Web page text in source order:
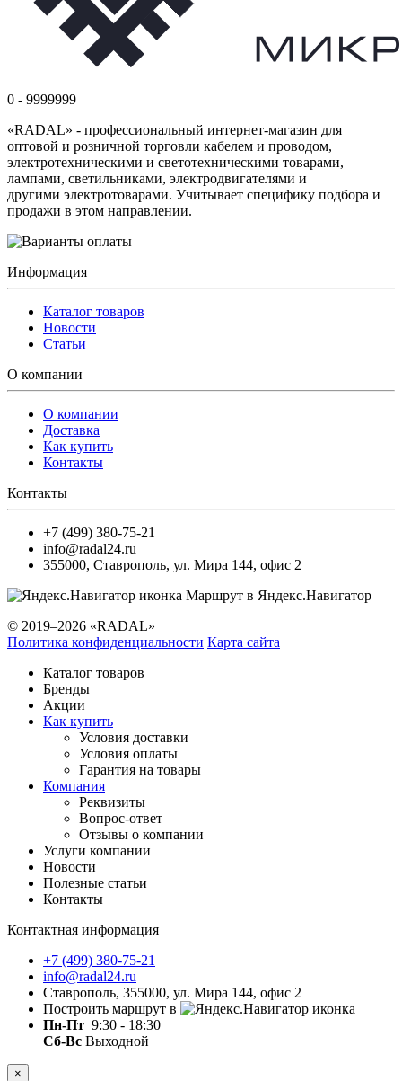
0 - 9999999
«RADAL» - профессиональный интернет-магазин для
оптовой и розничной торговли кабелем и проводом,
электротехническими и светотехническими товарами,
лампами, светильниками, электродвигателями и
другими электротоварами. Учитывает специфику подбора и
продажи в этом направлении.
Информация
Каталог товаров
Новости
Статьи
О компании
О компании
Доставка
Как купить
Контакты
Контакты
+7 (499) 380-75-21
info@radal24.ru
355000, Ставрополь, ул. Мира 144, офис 2
Маршрут в Яндекс.Навигатор
© 2019–2026 «RADAL»
Политика конфиденциальности Карта сайта
Каталог товаров
Бренды
Акции
Как купить
Условия доставки
Условия оплаты
Гарантия на товары
Компания
Реквизиты
Вопрос-ответ
Отзывы о компании
Услуги компании
Новости
Полезные статьи
Контакты
Контактная информация
+7 (499) 380-75-21
info@radal24.ru
Ставрополь, 355000, ул. Мира 144, офис 2
Построить маршрут в
Пн-Пт 9:30 - 18:30
Сб-Вс Выходной
×